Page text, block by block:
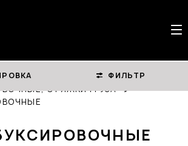
СТЯЖКИ ГРУЗА
ФИЛЬТР